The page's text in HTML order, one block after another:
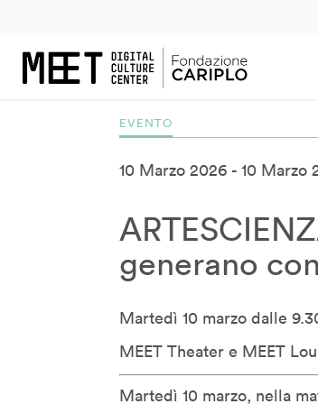
Corey
Cory
Cristina
Daan
Daito
EVENTO
10 Marzo 2026 10 Marzo
generano
Martedì 10 marzo dalle
MEET Theater e MEET
Martedì 10 marzo, nella